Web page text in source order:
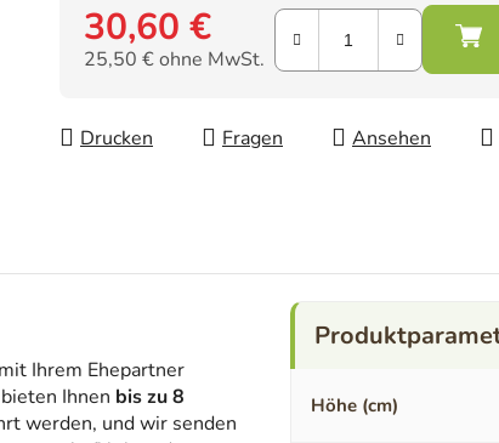
30,60 €
25,50 € ohne MwSt.
Drucken
Fragen Ansehen
Ihrem Ehepartner
Ihnen bis zu 8
werden, und wir senden
Höhe (cm)